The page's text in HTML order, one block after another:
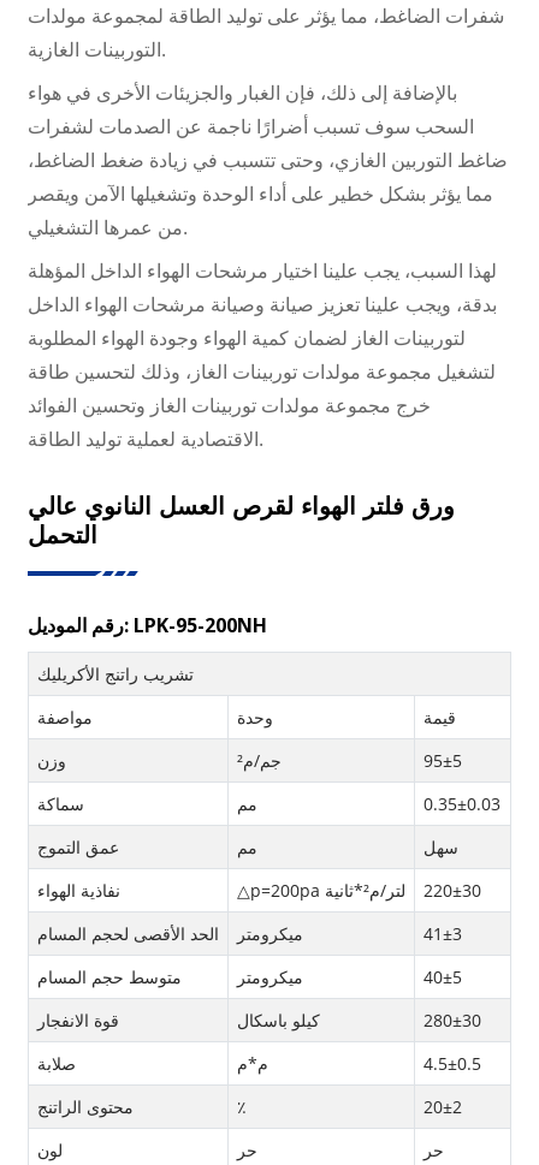
شفرات الضاغط، مما يؤثر على توليد الطاقة لمجموعة مولدات
التوربينات الغازية.
بالإضافة إلى ذلك، فإن الغبار والجزيئات الأخرى في هواء
السحب سوف تسبب أضرارًا ناجمة عن الصدمات لشفرات
ضاغط التوربين الغازي، وحتى تتسبب في زيادة ضغط الضاغط،
مما يؤثر بشكل خطير على أداء الوحدة وتشغيلها الآمن ويقصر
من عمرها التشغيلي.
لهذا السبب، يجب علينا اختيار مرشحات الهواء الداخل المؤهلة
بدقة، ويجب علينا تعزيز صيانة وصيانة مرشحات الهواء الداخل
لتوربينات الغاز لضمان كمية الهواء وجودة الهواء المطلوبة
لتشغيل مجموعة مولدات توربينات الغاز، وذلك لتحسين طاقة
خرج مجموعة مولدات توربينات الغاز وتحسين الفوائد
الاقتصادية لعملية توليد الطاقة.
ورق فلتر الهواء لقرص العسل النانوي عالي
التحمل
رقم الموديل: LPK-95-200NH
تشريب راتنج الأكريليك
مواصفة
وحدة
قيمة
وزن
جم/م²
95±5
سماكة
مم
0.35±0.03
عمق التموج
مم
سهل
نفاذية الهواء
△p=200pa لتر/م²*ثانية
220±30
الحد الأقصى لحجم المسام
ميكرومتر
41±3
متوسط ​​حجم المسام
ميكرومتر
40±5
قوة الانفجار
كيلو باسكال
280±30
صلابة
م*م
4.5±0.5
محتوى الراتنج
٪
20±2
لون
حر
حر